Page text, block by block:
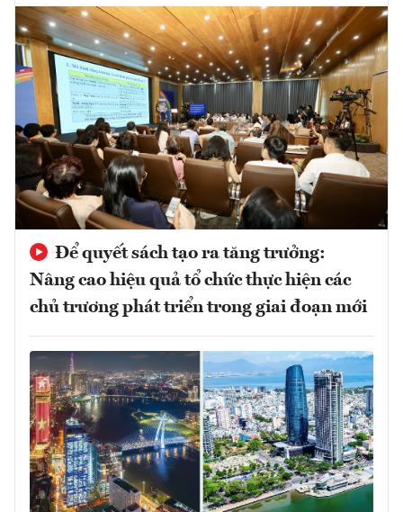
Để quyết sách tạo ra tăng trưởng:
Nâng cao hiệu quả tổ chức thực hiện các
chủ trương phát triển trong giai đoạn mới